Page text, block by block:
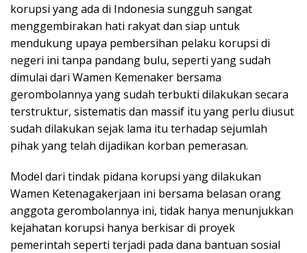
korupsi yang ada di Indonesia sungguh sangat
menggembirakan hati rakyat dan siap untuk
mendukung upaya pembersihan pelaku korupsi di
negeri ini tanpa pandang bulu, seperti yang sudah
dimulai dari Wamen Kemenaker bersama
gerombolannya yang sudah terbukti dilakukan secara
terstruktur, sistematis dan massif itu yang perlu diusut
sudah dilakukan sejak lama itu terhadap sejumlah
pihak yang telah dijadikan korban pemerasan.
Model dari tindak pidana korupsi yang dilakukan
Wamen Ketenagakerjaan ini bersama belasan orang
anggota gerombolannya ini, tidak hanya menunjukkan
kejahatan korupsi hanya berkisar di proyek
pemerintah seperti terjadi pada dana bantuan sosial